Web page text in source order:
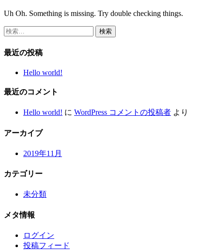
Uh Oh. Something is missing. Try double checking things.
検
最近の投稿
Hello world!
最近のコメント
Hello world! に WordPress コメントの投稿者 より
アーカイブ
2019年11月
カテゴリー
未分類
メタ情報
ログイン
投稿フィード